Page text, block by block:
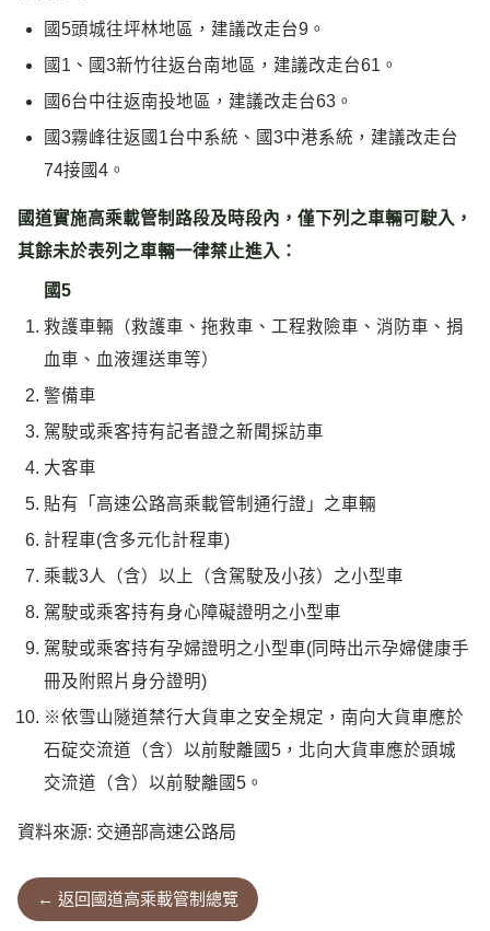
國5頭城往坪林地區，建議改走台9。
國1、國3新竹往返台南地區，建議改走台61。
國6台中往返南投地區，建議改走台63。
國3霧峰往返國1台中系統、國3中港系統，建議改走台
74接國4。
國道實施高乘載管制路段及時段內，僅下列之車輛可駛入，
其餘未於表列之車輛一律禁止進入：
國5
救護車輛（救護車、拖救車、工程救險車、消防車、捐
血車、血液運送車等）
警備車
駕駛或乘客持有記者證之新聞採訪車
大客車
貼有「高速公路高乘載管制通行證」之車輛
計程車(含多元化計程車)
乘載3人（含）以上（含駕駛及小孩）之小型車
駕駛或乘客持有身心障礙證明之小型車
駕駛或乘客持有孕婦證明之小型車(同時出示孕婦健康手
冊及附照片身分證明)
※依雪山隧道禁行大貨車之安全規定，南向大貨車應於
石碇交流道（含）以前駛離國5，北向大貨車應於頭城
交流道（含）以前駛離國5。
資料來源: 交通部高速公路局
← 返回國道高乘載管制總覽